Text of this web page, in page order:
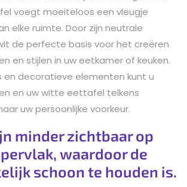
voegt moeiteloos een vleugje
elke ruimte. Door zijn neutrale
de perfecte basis voor het creëren
en stijlen in uw eetkamer of keuken.
en decoratieve elementen kunt u
en uw witte eettafel telkens
uw persoonlijke voorkeur.
minder zichtbaar op
waardoor de
schoon te houden is.